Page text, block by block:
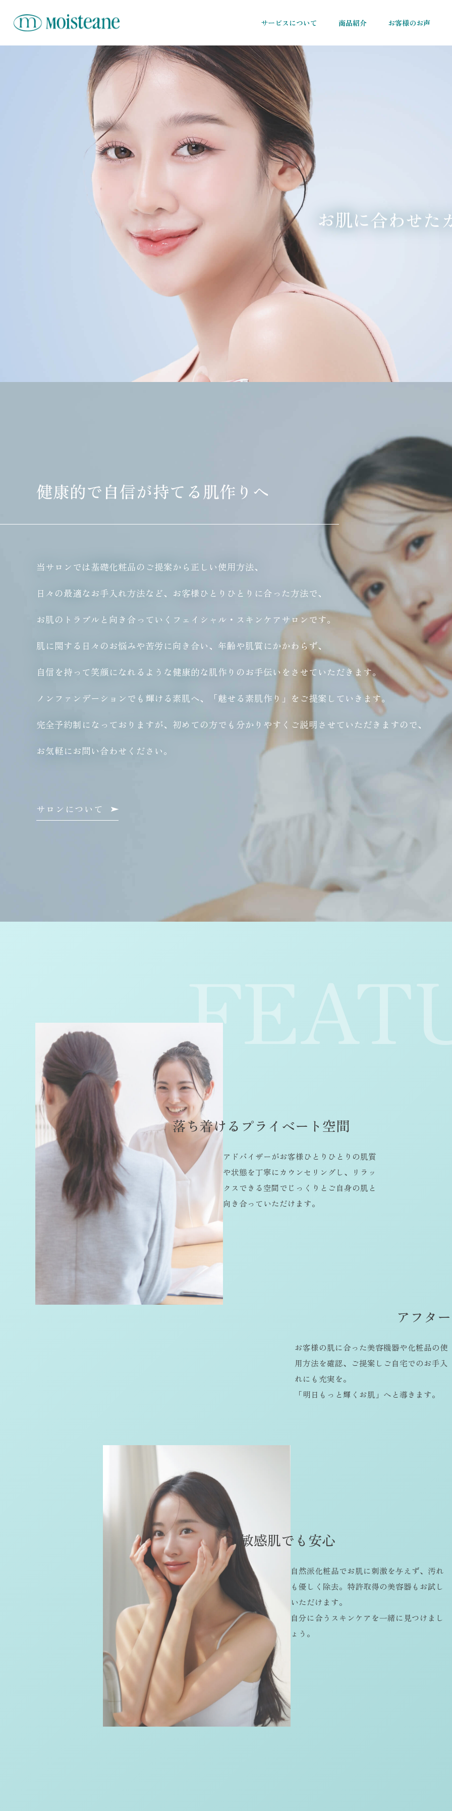
サービスについて 商品紹介 お客様のお声
お肌に合わせた
健康的で自信が持てる肌作りへ
当サロンでは基礎化粧品のご提案から正しい使用方法、
日々の最適なお手入れ方法など、お客様ひとりひとりに合った方法で、
お肌のトラブルと向き合っていくフェイシャル・スキンケアサロンです。
肌に関する日々のお悩みや苦労に向き合い、年齢や肌質にかかわらず、
自信を持って笑顔になれるような健康的な肌作りのお手伝いをさせていただきます。
ノンファンデーションでも輝ける素肌へ、「魅せる素肌作り」をご提案していきます。
完全予約制になっておりますが、初めての方でも分かりやすくご説明させていただきますので、
お気軽にお問い合わせください。
サロンについて
落ち着ける プラ イ ベー ト 空間
アドバイザーがお客様ひとりひとりの肌質
や状態を丁寧にカウンセリングし、リラッ
クスできる空間でじっくりとご自身の肌と
向き合っていただけます。
ア フ タ ー
お客様の肌に合った美容機器や化粧品の使
用方法を確認、ご提案しご自宅でのお手入
れにも充実を。
「明日もっと輝くお肌」へと導きます。
敏感肌で も 安心
自然派化粧品でお肌に刺激を与えず、汚れ
も優しく除去。特許取得の美容器もお試し
いただけます。
自分に合うスキンケアを一緒に見つけまし
ょう。